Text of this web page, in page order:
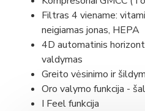
Filtras 4 viename:
neigiamas jonas, HEPA
4D automatinis
valdymas
Greito vėsinimo ir
Oro valymo funkcija -
I Feel funkcija